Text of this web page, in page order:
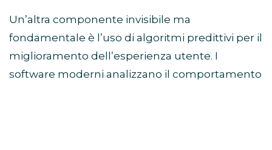
Un’altra componente invisibile ma
fondamentale è l’uso di algoritmi predittivi per il
miglioramento dell’esperienza utente. I
software moderni analizzano il comportamento